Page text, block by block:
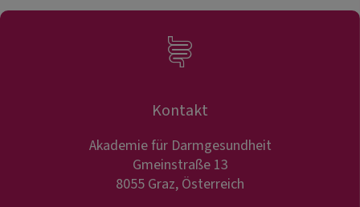
Kontakt
Akademie für Darmgesundheit
Gmeinstraße 13
8055 Graz, Österreich